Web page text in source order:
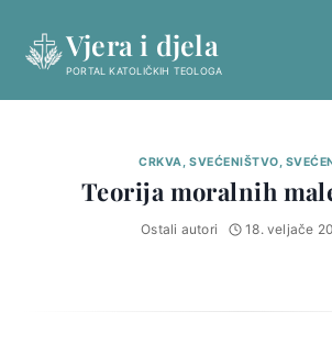
content
Vjera i djela
PORTAL KATOLIČKIH TEOLOGA
CRKVA, SVEĆENIŠTVO,
Teorija moralnih
Ostali autori 18. veljače